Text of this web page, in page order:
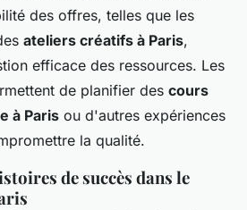
des offres, telles que les
ateliers créatifs à Paris,
efficace des ressources. Les
de planifier des cours
à Paris ou d'autres expériences
la qualité.
de succès dans le